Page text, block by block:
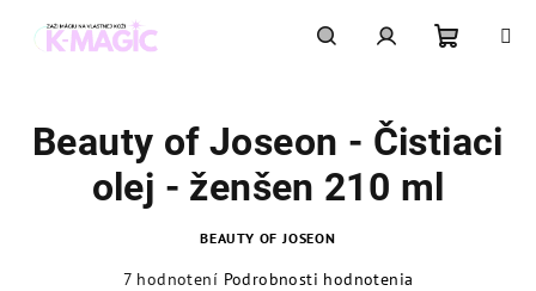
košík
Beauty of Joseon - Čistiaci
olej - ženšen 210 ml
BEAUTY OF JOSEON
7 hodnotení Podrobnosti hodnotenia